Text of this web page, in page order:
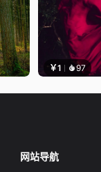
￥1 97
网站导航